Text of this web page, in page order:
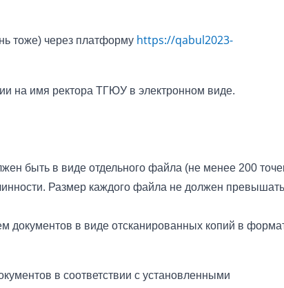
тоже) через платформу https://qabul2023-
на имя ректора ТГЮУ в электронном виде.
быть в виде отдельного файла (не менее 200
Размер каждого файла не должен
документов в виде отсканированных копий в
в соответствии с установленными